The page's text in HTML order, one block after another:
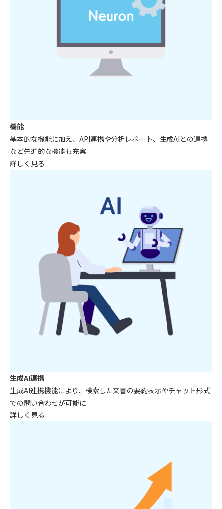
機能
基本的な機能に加え、 API連携や分析レポート、生成AIとの連携
など先進的な機能も充実
詳しく見る
生成AI連携
生成AI連携機能により、検索した文書の要約表示やチャット形式
での問い合わせが可能に
詳しく見る